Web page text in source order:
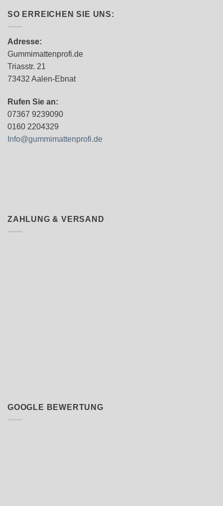
SO ERREICHEN SIE UNS:
Adresse:
Gummimattenprofi.de
Triasstr. 21
73432 Aalen-Ebnat
Rufen Sie an:
07367 9239090
0160 2204329
Info@gummimattenprofi.de
ZAHLUNG & VERSAND
GOOGLE BEWERTUNG